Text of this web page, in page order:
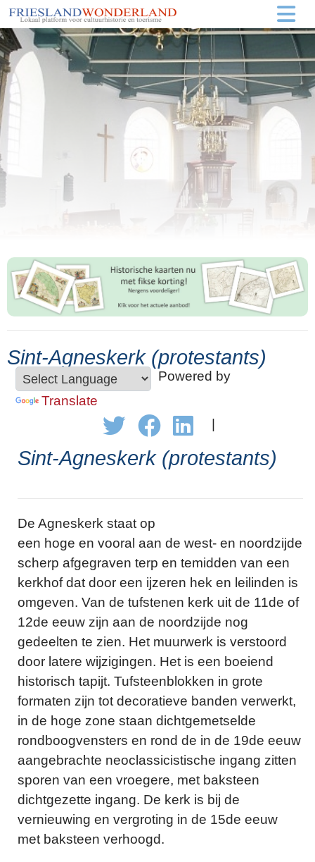
Sint-Agneskerk (protestants)
Powered by
Translate
Sint-Agneskerk (protestants)
De Agneskerk staat op
een hoge en vooral aan de west- en noordzijde
scherp afgegraven terp en temidden van een
kerkhof dat door een ijzeren hek en leilinden is
omgeven. Van de tufstenen kerk uit de 11de of
12de eeuw zijn aan de noordzijde nog
gedeelten te zien. Het muurwerk is verstoord
door latere wijzigingen. Het is een boeiend
historisch tapijt. Tufsteenblokken in grote
formaten zijn tot decoratieve banden verwerkt,
in de hoge zone staan dichtgemetselde
rondboogvensters en rond de in de 19de eeuw
aangebrachte neoclassicistische ingang zitten
sporen van een vroegere, met baksteen
dichtgezette ingang. De kerk is bij de
vernieuwing en vergroting in de 15de eeuw
met baksteen verhoogd.